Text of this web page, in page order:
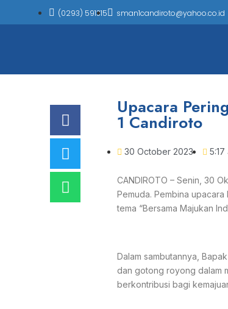
(0293) 591315 sman1candiroto@yahoo.co.id
Upacara
1 Candiroto
30 October 2023 5:17
CANDIROTO – Senin, 30
Pemuda. Pembina
tema “Bersama Majukan
Dalam sambutannya,
dan gotong royong dalam
berkontribusi bagi